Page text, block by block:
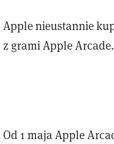
Apple nieustannie
z grami Apple
Od 1 maja Apple